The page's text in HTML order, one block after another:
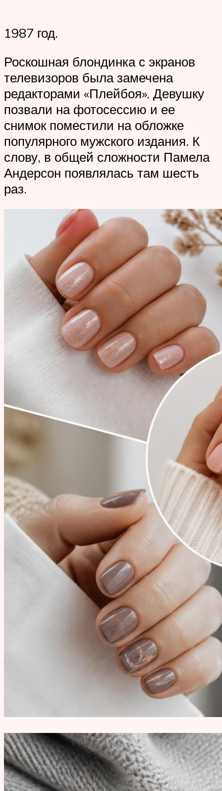
1987 год.
Роскошная блондинка с экранов
телевизоров была замечена
редакторами «Плейбоя». Девушку
позвали на фотосессию и ее
снимок поместили на обложке
популярного мужского издания. К
слову, в общей сложности Памела
Андерсон появлялась там шесть
раз.